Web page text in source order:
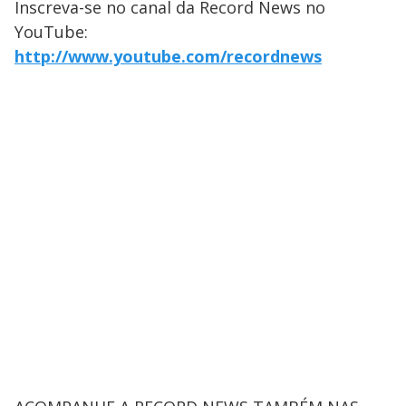
Inscreva-se no canal da Record News no
YouTube:
http://www.youtube.com/recordnews